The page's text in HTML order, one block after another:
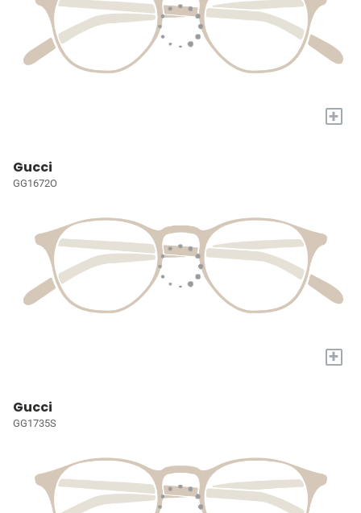
+
Gucci
GG1672O
+
Gucci
GG1735S